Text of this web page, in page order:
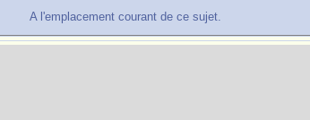
A l'emplacement courant de ce sujet.